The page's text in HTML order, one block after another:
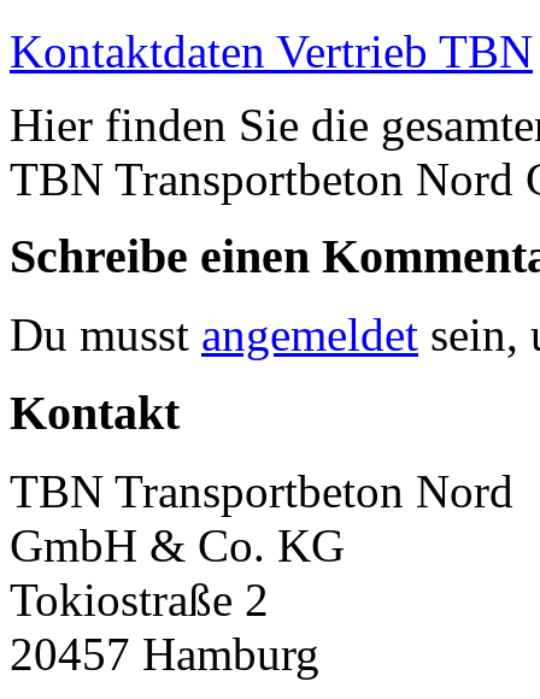
Kontaktdaten Vertrieb TBN
Hier finden Sie die
TBN Transportbeton Nord
Schreibe einen
Du musst angemeldet sein,
Kontakt
TBN Transportbeton Nord
GmbH & Co. KG
Tokiostraße 2
20457 Hamburg